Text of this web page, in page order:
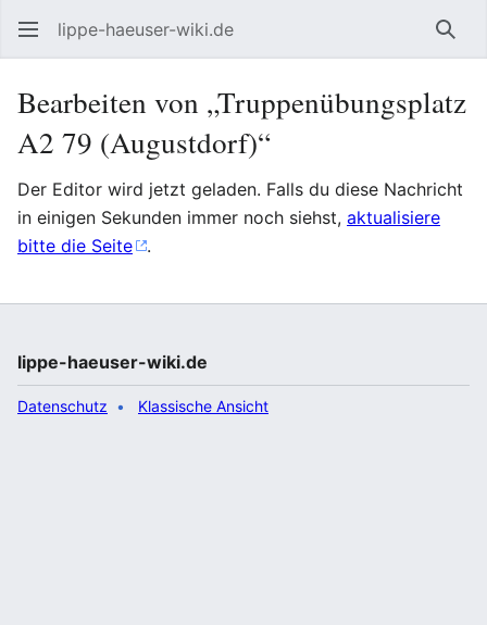
lippe-haeuser-wiki.de
Bearbeiten von „Truppenübungsplatz
A2 79 (Augustdorf)“
Der Editor wird jetzt geladen. Falls du diese Nachricht
in einigen Sekunden immer noch siehst, aktualisiere
bitte die Seite
.
lippe-haeuser-wiki.de
Datenschutz Klassische Ansicht